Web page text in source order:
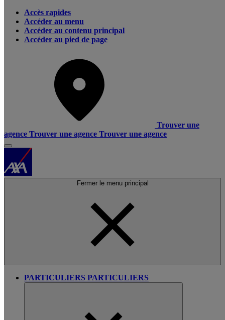
Accès rapides
Accéder au menu
Accéder au contenu principal
Accéder au pied de page
Trouver une
agence Trouver une agence Trouver une agence
Fermer le menu principal
PARTICULIERS PARTICULIERS